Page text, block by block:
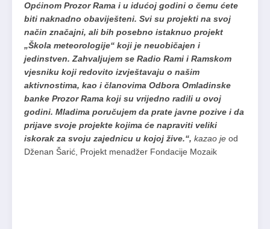
Općinom Prozor Rama i u idućoj godini o čemu ćete
biti naknadno obaviješteni. Svi su projekti na svoj
način značajni, ali bih posebno istaknuo projekt
„Škola meteorologije“ koji je neuobičajen i
jedinstven. Zahvaljujem se Radio Rami i Ramskom
vjesniku koji redovito izvještavaju o našim
aktivnostima, kao i članovima Odbora Omladinske
banke Prozor Rama koji su vrijedno radili u ovoj
godini. Mladima poručujem da prate javne pozive i da
prijave svoje projekte kojima će napraviti veliki
iskorak za svoju zajednicu u kojoj žive.“, kazao je od
Dženan Šarić, Projekt menadžer Fondacije Mozaik